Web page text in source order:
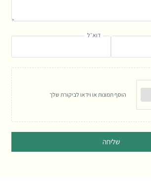
דוא״ל
הוסף תמונות או וידאו לביקורת שלך
שליחה